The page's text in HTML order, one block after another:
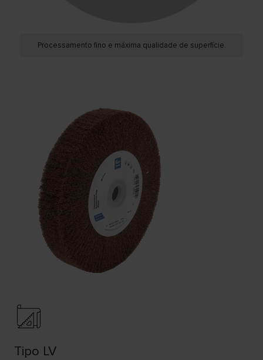
Processamento fino e máxima qualidade de superfície.
Tipo LV